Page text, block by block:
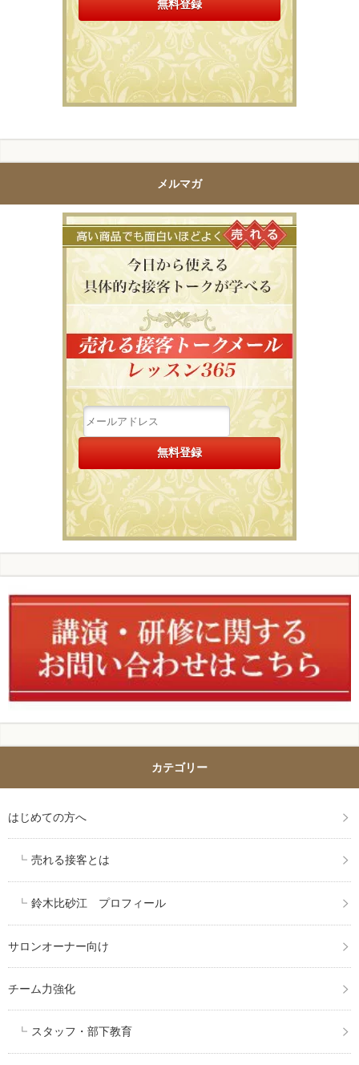
メルマガ
カテゴリー
はじめての方へ
売れる接客とは
鈴木比砂江 プロフィール
サロンオーナー向け
チーム力強化
スタッフ・部下教育